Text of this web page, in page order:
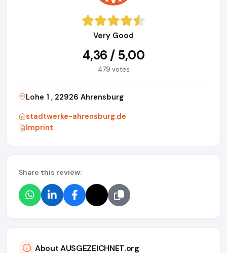
Very Good
4,36 / 5,00
479 votes
Lohe 1 , 22926 Ahrensburg
stadtwerke-ahrensburg.de
Imprint
Share this review:
About AUSGEZEICHNET.org